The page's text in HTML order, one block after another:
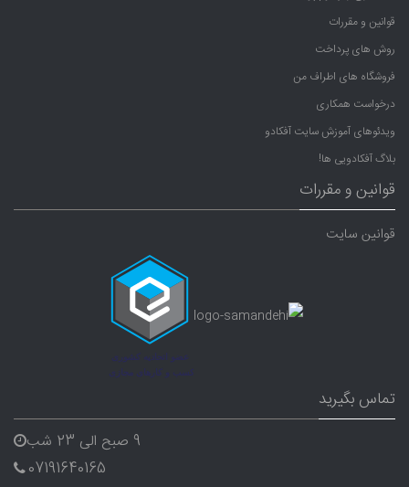
قوانین و مقررات
روش های پرداخت
فروشگاه های اطراف من
درخواست همکاری
ویدئوهای آموزش سایت آفکادو
بلاگ آفکادویی ها!
قوانین و مقررات
قوانین سایت
تماس بگیرید
9 صبح الی 23 شب
07191640165